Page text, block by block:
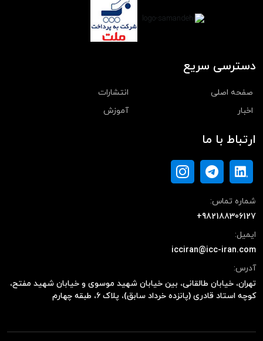
دسترسی سریع
صفحه اصلی
انتشارات
اخبار
آموزش
ارتباط با ما
شماره تماس:
+982188306127
ایمیل:
icciran@icc-iran.com
آدرس:
تهران، خیابان طالقانی، بین خیابان شهید موسوی و خیابان شهید مفتح،
کوچه استاد قادری (پانزده خرداد سابق)، پلاک ۶، طبقه چهارم